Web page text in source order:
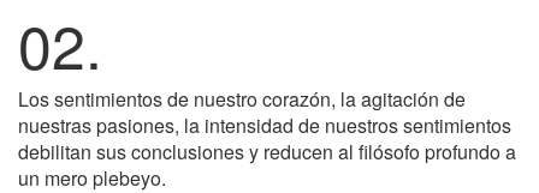
02.
Los sentimientos de nuestro corazón, la agitación de
nuestras pasiones, la intensidad de nuestros sentimientos
debilitan sus conclusiones y reducen al filósofo profundo a
un mero plebeyo.